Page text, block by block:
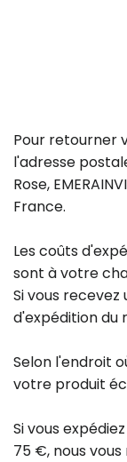
Pour retourner
l'adresse
Rose,
France.
Les coûts
sont à votre
Si vous
d'expédition du
Selon l'endroit
votre produit
Si vous
75 €, nous